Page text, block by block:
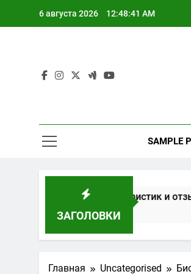
6 августа 2026 12:48:42 AM
SAMPLE
ЗАГОЛОВКИ
основе характеристик и отзывов
Главная Uncategorised